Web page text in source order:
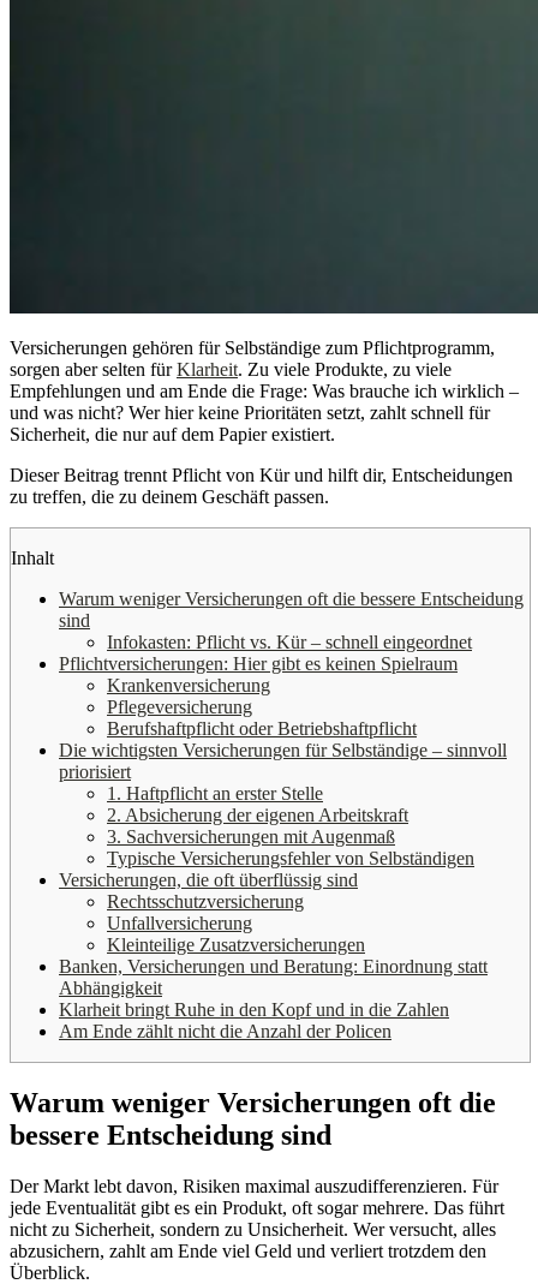
Versicherungen gehören für Selbständige zum Pflichtprogramm,
sorgen aber selten fürKlarheit. Zu viele Produkte, zu viele
Empfehlungen und am Ende die Frage: Was brauche ich wirklich –
und was nicht? Wer hier keine Prioritäten setzt, zahlt schnell für
Sicherheit, die nur auf dem Papier existiert.
Dieser Beitrag trennt Pflicht von Kür und hilft dir, Entscheidungen
zu treffen, die zu deinem Geschäft passen.
Inhalt
Warum weniger Versicherungen oft die bessere Entscheidung
sind
Infokasten: Pflicht vs. Kür – schnell eingeordnet
Pflichtversicherungen: Hier gibt es keinen Spielraum
Krankenversicherung
Pflegeversicherung
Berufshaftpflicht oder Betriebshaftpflicht
Die wichtigsten Versicherungen für Selbständige – sinnvoll
priorisiert
1. Haftpflicht an erster Stelle
2. Absicherung der eigenen Arbeitskraft
3. Sachversicherungen mit Augenmaß
Typische Versicherungsfehler von Selbständigen
Versicherungen, die oft überflüssig sind
Rechtsschutzversicherung
Unfallversicherung
Kleinteilige Zusatzversicherungen
Banken, Versicherungen und Beratung: Einordnung statt
Abhängigkeit
Klarheit bringt Ruhe in den Kopf und in die Zahlen
Am Ende zählt nicht die Anzahl der Policen
Warum weniger Versicherungen oft die
bessere Entscheidung sind
Der Markt lebt davon, Risiken maximal auszudifferenzieren. Für
jede Eventualität gibt es ein Produkt, oft sogar mehrere. Das führt
nicht zu Sicherheit, sondern zu Unsicherheit. Wer versucht, alles
abzusichern, zahlt am Ende viel Geld und verliert trotzdem den
Überblick.